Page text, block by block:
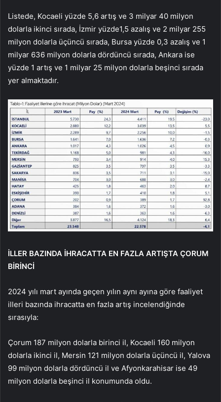
Listede, Kocaeli yüzde 5,6 artış ve 3 milyar 40 milyon
dolarla ikinci sırada, İzmir yüzde1,5 azalış ve 2 milyar 255
milyon dolarla üçüncü sırada, Bursa yüzde 0,3 azalış ve 1
milyar 636 milyon dolarla dördüncü sırada, Ankara ise
yüzde 1 artış ve 1 milyar 25 milyon dolarla beşinci sırada
yer almaktadır.
İLLER BAZINDA İHRACATTA EN FAZLA ARTIŞTA ÇORUM
BİRİNCİ
2024 yılı mart ayında geçen yılın aynı ayına göre faaliyet
illeri bazında ihracatta en fazla artış incelendiğinde
sırasıyla:
Çorum 187 milyon dolarla birinci il, Kocaeli 160 milyon
dolarla ikinci il, Mersin 121 milyon dolarla üçüncü il, Yalova
99 milyon dolarla dördüncü il ve Afyonkarahisar ise 49
milyon dolarla beşinci il konumunda oldu.